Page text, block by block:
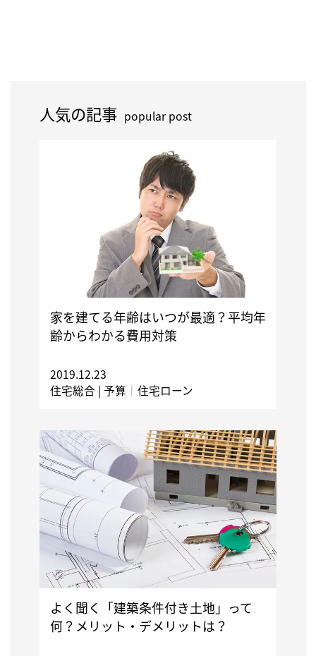
人気の記事 popular post
家を建てる年齢はいつが最適？平均年
齢からわかる費用対策
2019.12.23
住宅総合 | 予算 ｜ 住宅ローン
よく聞く「建築条件付き土地」って
何？メリット・デメリットは？